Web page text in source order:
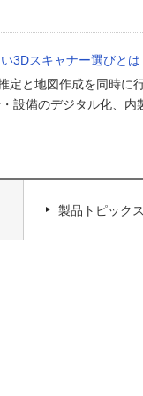
3Dスキャナー選びと
定と地図作成を同時
設備のデジタル化、
製品トピック